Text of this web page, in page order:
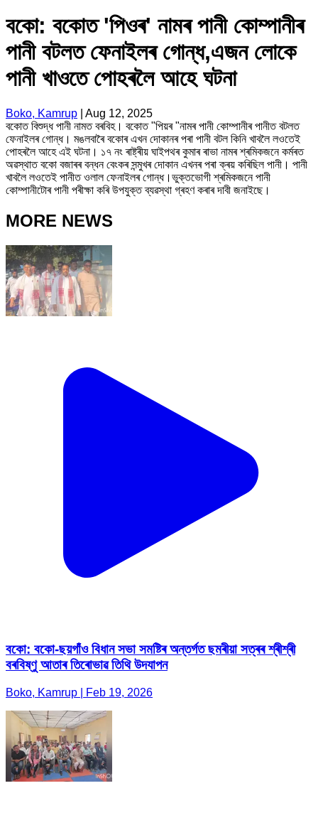
বকো: বকোত 'পিওৰ' নামৰ পানী‌ কোম্পানীৰ‌
পানী বটলত ফেনাইলৰ গোন্ধ,এজন লোকে
পানী খাওতে পোহৰলৈ আহে ঘটনা
Boko, Kamrup
Aug 12, 2025
বকোত বিশুদ্ধ পানী নামত বৰবিহ। বকোত "পিয়ৰ "নামৰ পানী‌ কোম্পানীৰ‌ পানীত বটলত
ফেনাইলৰ গোন্ধ। মঙলবাৰৈ বকোৰ এখন দোকানৰ পৰা পানী বটল কিনি খাবলৈ লওতেই
পোহৰলৈ আহে এই ঘটনা। ১৭ নং ৰাষ্ট্ৰীয় ঘাইপথৰ কুমাৰ ৰাভা নামৰ শ্ৰমিকজনে কৰ্মৰত
অৱস্থাত বকো বজাৰৰ বন্ধন বেংকৰ সন্মুখৰ দোকান এখনৰ পৰা ক্ৰয় কৰিছিল পানী। পানী
খাবলৈ লওতেই পানীত ওলাল ফেনাইলৰ গোন্ধ।ভুক্তভোগী শ্ৰমিকজনে পানী
কোম্পানীটোৰ পানী পৰীক্ষা কৰি উপযুক্ত ব্যৱস্থা গ্ৰহণ কৰাৰ দাবী জনাইছে।
MORE NEWS
বকো: বকো-ছয়গাঁ‌ও বিধান সভা সমষ্টিৰ অন্তৰ্গত ছমৰীয়া সত্ৰৰ শ্ৰীশ্ৰী
বৰবিষ্ণু আতাৰ তিৰোভাৱ তিথি উদযাপন
Boko, Kamrup | Feb 19, 2026